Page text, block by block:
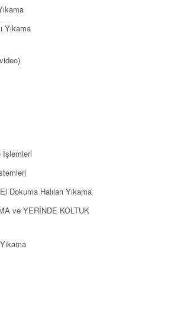
Yıkama
İşlemleri
Dokuma Halıları Yıkama
ve YERİNDE KOLTUK